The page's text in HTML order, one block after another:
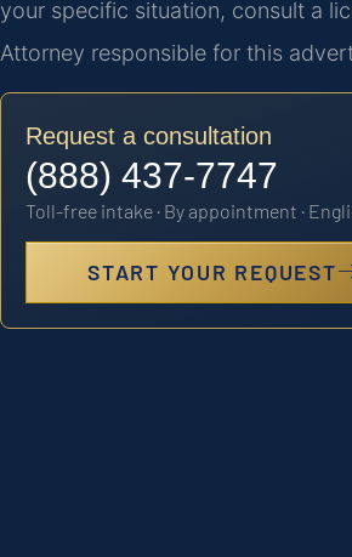
your specific situation, consult a
Attorney responsible for this
Request a consultation
(888) 437-7747
Toll-free intake · By appointment ·
START YOUR REQUEST